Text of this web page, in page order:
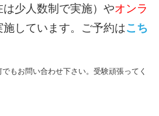
少人数制で実施）やオンラ
施しています。ご予約はこち
もお問い合わせ下さい。受験頑張ってく